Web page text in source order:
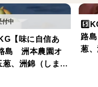
【※農薬節約栽培
〜大きさ、
【味に自信あ
島 洲本農園オ
葱、洲錦（しまに
路
葱、